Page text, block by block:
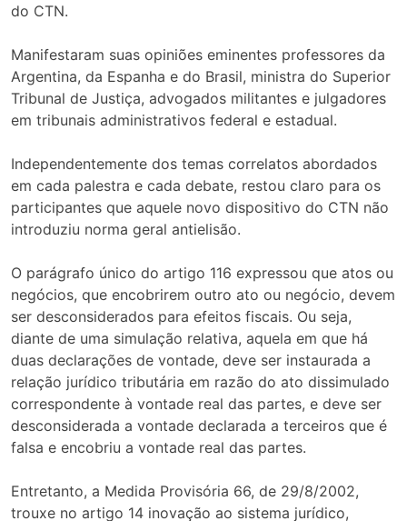
do CTN.
Manifestaram suas opiniões eminentes professores da
Argentina, da Espanha e do Brasil, ministra do Superior
Tribunal de Justiça, advogados militantes e julgadores
em tribunais administrativos federal e estadual.
Independentemente dos temas correlatos abordados
em cada palestra e cada debate, restou claro para os
participantes que aquele novo dispositivo do CTN não
introduziu norma geral antielisão.
O parágrafo único do artigo 116 expressou que atos ou
negócios, que encobrirem outro ato ou negócio, devem
ser desconsiderados para efeitos fiscais. Ou seja,
diante de uma simulação relativa, aquela em que há
duas declarações de vontade, deve ser instaurada a
relação jurídico tributária em razão do ato dissimulado
correspondente à vontade real das partes, e deve ser
desconsiderada a vontade declarada a terceiros que é
falsa e encobriu a vontade real das partes.
Entretanto, a Medida Provisória 66, de 29/8/2002,
trouxe no artigo 14 inovação ao sistema jurídico,